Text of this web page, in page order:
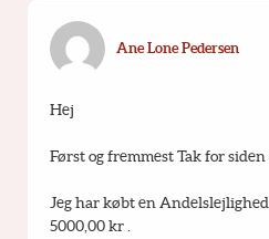
Ane Lone Pedersen
Hej
Først og fremmest Tak for
Jeg har købt en
5000,00 kr .